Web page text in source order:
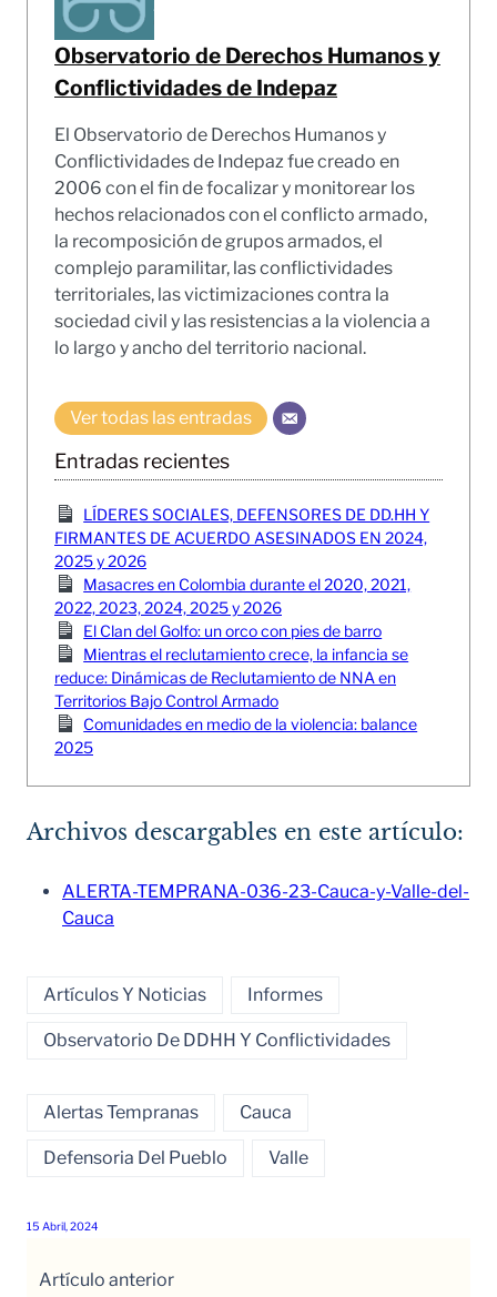
Observatorio de Derechos Humanos y
Conflictividades de Indepaz
El Observatorio de Derechos Humanos y
Conflictividades de Indepaz fue creado en
2006 con el fin de focalizar y monitorear los
hechos relacionados con el conflicto armado,
la recomposición de grupos armados, el
complejo paramilitar, las conflictividades
territoriales, las victimizaciones contra la
sociedad civil y las resistencias a la violencia a
lo largo y ancho del territorio nacional.
Ver todas las entradas
Entradas recientes
LÍDERES SOCIALES, DEFENSORES DE DD.HH Y
FIRMANTES DE ACUERDO ASESINADOS EN 2024,
2025 y 2026
Masacres en Colombia durante el 2020, 2021,
2022, 2023, 2024, 2025 y 2026
El Clan del Golfo: un orco con pies de barro
Mientras el reclutamiento crece, la infancia se
reduce: Dinámicas de Reclutamiento de NNA en
Territorios Bajo Control Armado
Comunidades en medio de la violencia: balance
2025
Archivos descargables en este artículo:
ALERTA-TEMPRANA-036-23-Cauca-y-Valle-del-
Cauca
Artículos Y Noticias Informes
Observatorio De DDHH Y Conflictividades
Alertas Tempranas Cauca
Defensoria Del Pueblo Valle
15 Abril, 2024
Artículo anterior